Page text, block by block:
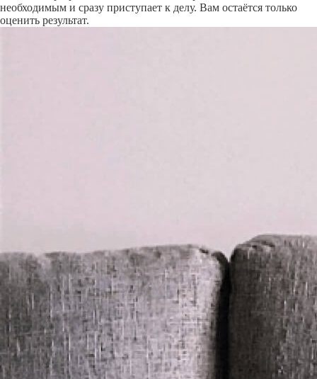
необходимым и сразу приступает к делу. Вам остаётся только
оценить результат.